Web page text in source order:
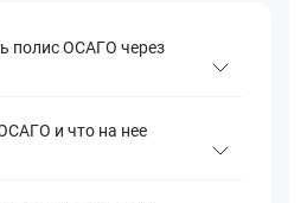
полис ОСАГО через
и что на нее